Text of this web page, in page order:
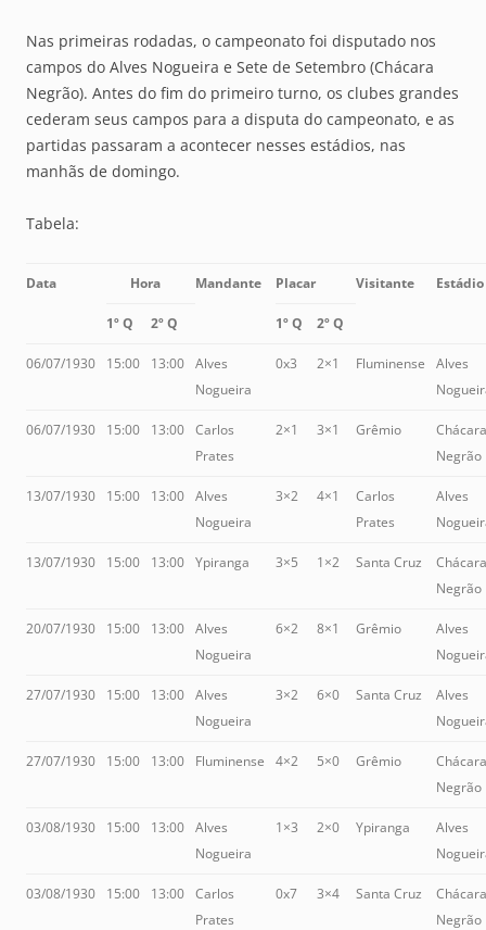
Nas primeiras rodadas, o campeonato foi disputado nos
campos do Alves Nogueira e Sete de Setembro (Chácara
Negrão). Antes do fim do primeiro turno, os clubes grandes
cederam seus campos para a disputa do campeonato, e as
partidas passaram a acontecer nesses estádios, nas
manhãs de domingo.
Tabela:
Data Hora Mandante Placar Visitante Estádio
1º Q 2º Q 1º Q 2º Q
06/07/1930 15:00 13:00 Alves
Nogueira
0x3 2×1 Fluminense
Alves
06/07/1930 15:00 13:00 Carlos
Prates
2×1 3×1 Grêmio
Chácara
Negrão
13/07/1930 15:00 13:00 Alves
Nogueira
3×2 4×1
Carlos
Prates
Alves
13/07/1930 15:00 13:00 Ypiranga 3×5 1×2 Santa Cruz
Chácara
Negrão
20/07/1930 15:00 13:00 Alves
Nogueira
6×2 8×1 Grêmio
Alves
27/07/1930 15:00 13:00 Alves
Nogueira
3×2 6×0 Santa Cruz
Alves
27/07/1930 15:00 13:00 Fluminense 4×2 5×0 Grêmio
Chácara
Negrão
03/08/1930 15:00 13:00 Alves
Nogueira
1×3 2×0 Ypiranga
Alves
03/08/1930 15:00 13:00 Carlos
Prates
0x7 3×4 Santa Cruz
Chácara
Negrão